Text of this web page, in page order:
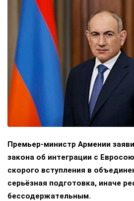
Премьер-министр Армении
закона об интеграции с
скорого вступления в
серьёзная подготовка, иначе
бессодержательным.